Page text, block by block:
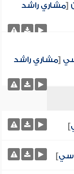
[مشاري راشد
[مشاري راشد
]
]